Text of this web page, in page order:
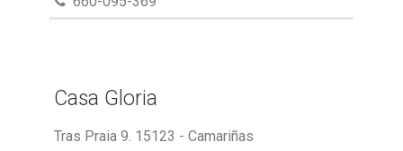
Casa Gloria
Tras Praia 9. 15123 - Camariñas